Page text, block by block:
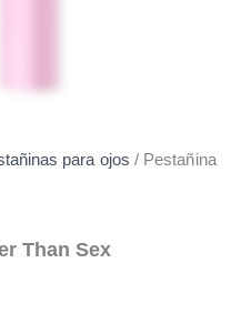
para ojos / Pestañina
Than Sex